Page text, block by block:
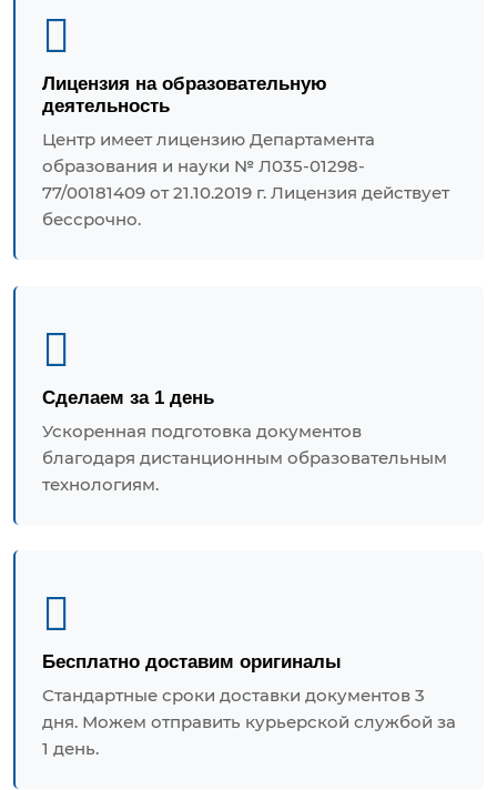
Лицензия на образовательную
деятельность
Центр имеет лицензию Департамента
образования и науки № Л035-01298-
77/00181409 от 21.10.2019 г. Лицензия действует
бессрочно.
Сделаем за 1 день
Ускоренная подготовка документов
благодаря дистанционным образовательным
технологиям.
Бесплатно доставим оригиналы
Стандартные сроки доставки документов 3
дня. Можем отправить курьерской службой за
1 день.